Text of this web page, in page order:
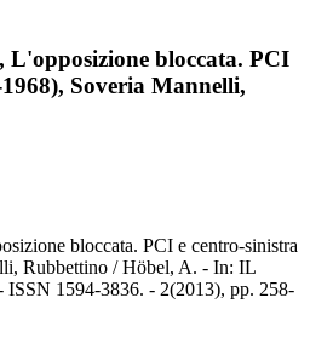
bloccata. PCI
Soveria Mannelli,
bloccata. PCI e centro-sinistra
Rubbettino / Höbel, A. - In: IL
1594-3836. - 2(2013), pp. 258-